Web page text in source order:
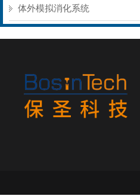
体外模拟消化系统